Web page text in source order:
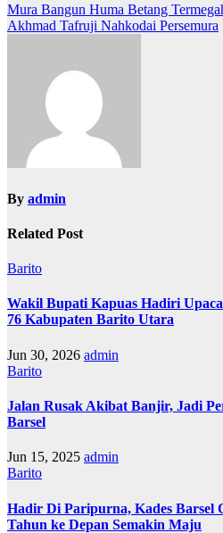
Navigasi
pos
Mura Bangun Huma Betang
Akhmad Tafruji Nahkodai Persemura
By admin
Related Post
Barito
Wakil Bupati Kapuas Hadiri
76 Kabupaten Barito Utara
Jun 30, 2026 admin
Barito
Jalan Rusak Akibat Banjir, Jadi
Barsel
Jun 15, 2025 admin
Barito
Hadir Di Paripurna, Kades Barsel
Tahun ke Depan Semakin Maju